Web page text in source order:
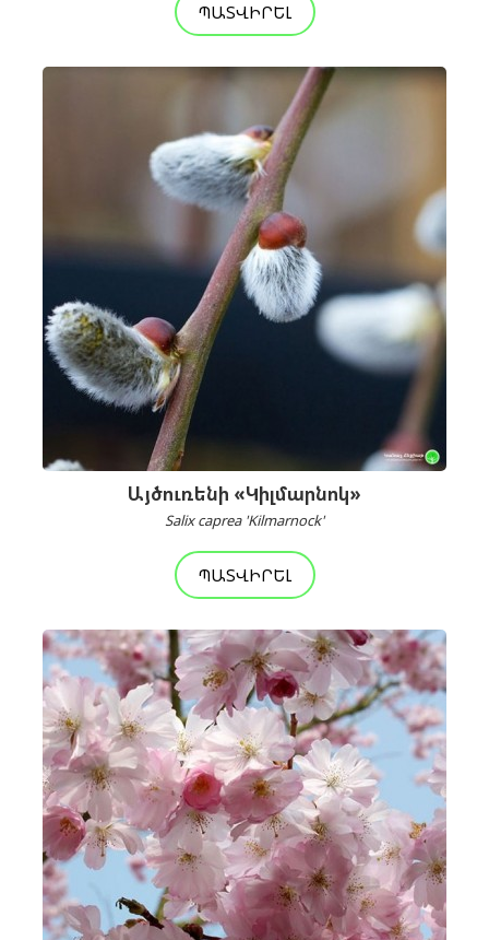
ՊԱՏՎԻՐԵԼ
Այծուռենի «Կիլմարնոկ»
Salix caprea 'Kilmarnock'
ՊԱՏՎԻՐԵԼ